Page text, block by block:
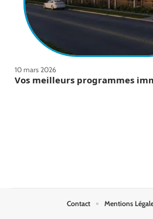
10 mars 2026
Vos meilleurs programmes
Contact Mentions